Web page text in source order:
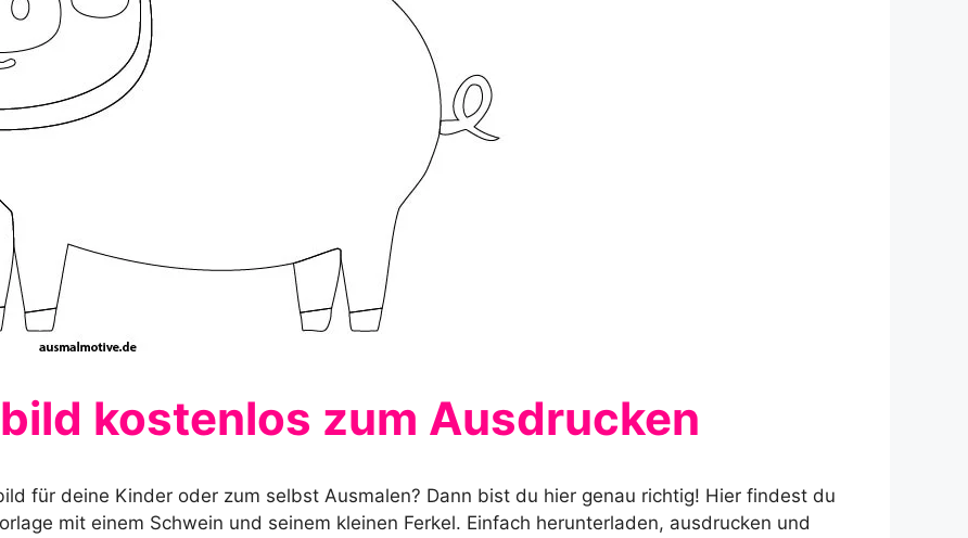
kostenlos zum Ausdrucken
für deine Kinder oder zum selbst Ausmalen? Dann bist du hier genau richtig! Hier findest du
mit einem Schwein und seinem kleinen Ferkel. Einfach herunterladen, ausdrucken und